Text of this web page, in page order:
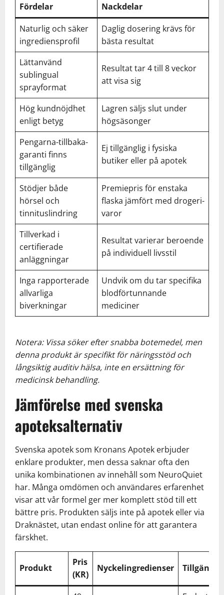
Fördelar
Nackdelar
Naturlig och säker
ingrediensprofil
Daglig dosering krävs för
bästa resultat
Lättanvänd
sublingual
sprayformat
Resultat tar 4 till 8 veckor
att visa sig
Hög kundnöjdhet
enligt betyg
Lagren säljs slut under
högsäsonger
Pengarna-tillbaka-
garanti finns
tillgänglig
Ej tillgänglig i fysiska
butiker eller på apotek
Stödjer både
hörsel och
tinnituslindring
Premiepris för enstaka
flaska jämfört med drogeri-
varor
Tillverkad i
certifierade
anläggningar
Resultat varierar beroende
på individuell livsstil
Inga rapporterade
allvarliga
biverkningar
Undvik om du tar specifika
blodförtunnande
mediciner
Notera: Vissa söker efter snabba botemedel, men
denna produkt är specifikt för näringsstöd och
långsiktig auditiv hälsa, inte en ersättning för
medicinsk behandling.
Jämförelse med svenska
apoteksalternativ
Svenska apotek som Kronans Apotek erbjuder
enklare produkter, men dessa saknar ofta den
unika kombinationen av innehåll som NeuroQuiet
har. Många omdömen och användares erfarenhet
visar att vår formel ger mer komplett stöd till ett
bättre pris. Produkten säljs inte på apotek eller via
Draknästet, utan endast online för att garantera
färskhet.
Produkt
Pris
(KR)
Nyckelingredienser